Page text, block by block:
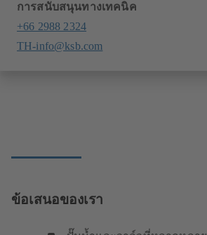
การสนับสนุนทางเทคนิค
+66 2988 2324
TH-info@ksb.com
ข้อเสนอของเรา